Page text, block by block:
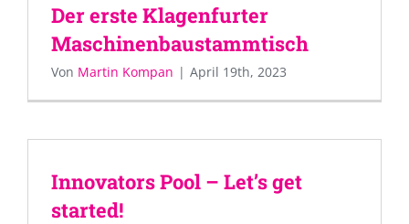
Der erste Klagenfurter
Maschinenbaustammtisch
Von Martin Kompan | April 19th, 2023
Innovators Pool – Let’s get
started!